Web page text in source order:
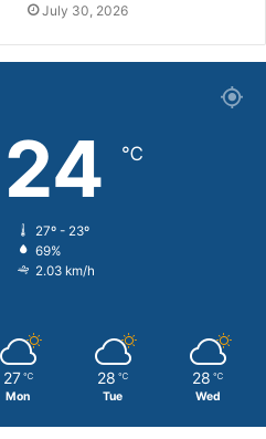
July 30, 2026
24 ℃
27º - 23º
69%
2.03 km/h
27 ℃
Mon
28 ℃
Tue
28 ℃
Wed